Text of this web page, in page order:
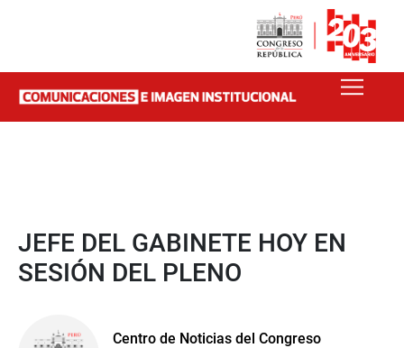
JEFE DEL GABINETE HOY EN
SESIÓN DEL PLENO
Centro de Noticias del Congreso